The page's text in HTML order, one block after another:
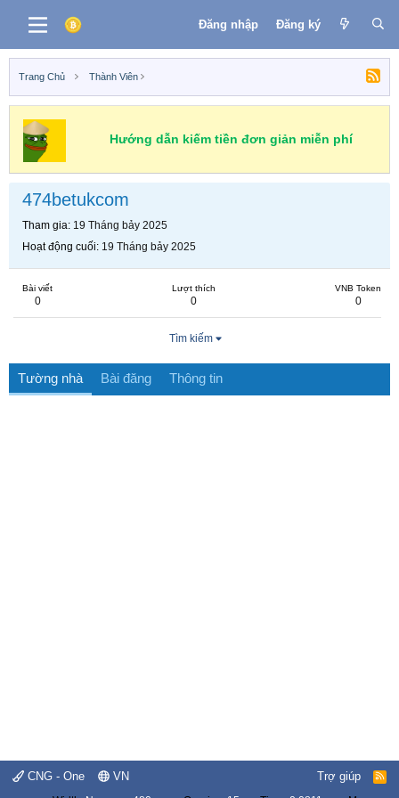
Đăng nhập Đăng ký
Trang Chủ Thành Viên
Hướng dẫn kiếm tiền đơn giản miễn phí
474betukcom
Tham gia 19 Tháng bảy 2025
Hoạt động cuối 19 Tháng bảy 2025
Bài viết
0
Lượt thích
0
VNB Token
0
Tìm kiếm
Tường nhà Bài đăng Thông tin
CNG - One VN Trợ giúp
R